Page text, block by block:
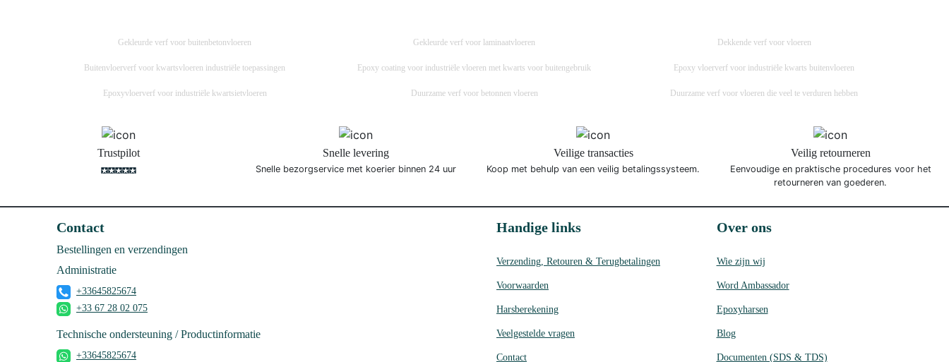
Gekleurde verf voor buitenbetonvloeren Gekleurde verf voor laminaatvloeren Dekkende verf voor vloeren
Buitenvloerverf voor kwartsvloeren industriële toepassingen Epoxy coating voor industriële vloeren met kwarts voor buitengebruik Epoxy vloerverf voor industriële kwarts buitenvloeren
Epoxyvloerverf voor industriële kwartsietvloeren Duurzame verf voor betonnen vloeren Duurzame verf voor vloeren die veel te verduren hebben
Trustpilot Snelle levering
Snelle bezorgservice met koerier binnen 24 uur
Veilige transacties
Koop met behulp van een veilig betalingssysteem.
Veilig retourneren
Eenvoudige en praktische procedures voor het
retourneren van goederen.
Contact
Bestellingen en verzendingen
Administratie
+33645825674
+33 67 28 02 075
Technische ondersteuning / Productinformatie
+33645825674
Handige links
Verzending, Retouren & Terugbetalingen
Voorwaarden
Harsberekening
Veelgestelde vragen
Contact
Over ons
Wie zijn wij
Word Ambassador
Epoxyharsen
Blog
Documenten (SDS & TDS)